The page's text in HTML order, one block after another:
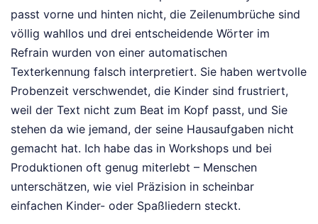
passt vorne und hinten nicht, die Zeilenumbrüche sind
völlig wahllos und drei entscheidende Wörter im
Refrain wurden von einer automatischen
Texterkennung falsch interpretiert. Sie haben wertvolle
Probenzeit verschwendet, die Kinder sind frustriert,
weil der Text nicht zum Beat im Kopf passt, und Sie
stehen da wie jemand, der seine Hausaufgaben nicht
gemacht hat. Ich habe das in Workshops und bei
Produktionen oft genug miterlebt – Menschen
unterschätzen, wie viel Präzision in scheinbar
einfachen Kinder- oder Spaßliedern steckt.